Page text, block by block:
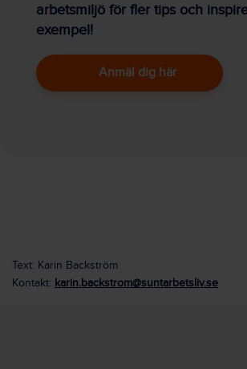
arbetsmiljö för fler tips och
exempel!
Anmäl dig här
Text: Karin Backström
Kontakt: karin.backstrom@suntarbetsliv.se